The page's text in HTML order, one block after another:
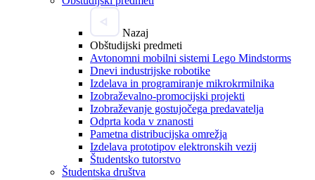
Nazaj
Obštudijski predmeti
Avtonomni mobilni sistemi Lego Mindstorms
Dnevi industrijske robotike
Izdelava in programiranje mikrokrmilnika
Izobraževalno-promocijski projekti
Izobraževanje gostujočega predavatelja
Odprta koda v znanosti
Pametna distribucijska omrežja
Izdelava prototipov elektronskih vezij
Študentsko tutorstvo
Študentska društva